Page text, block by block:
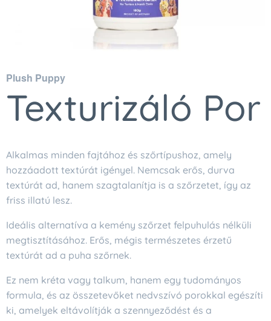
Plush Puppy
Texturizáló Por
Alkalmas minden fajtához és szőrtípushoz, amely
hozzáadott textúrát igényel. Nemcsak erős, durva
textúrát ad, hanem szagtalanítja is a szőrzetet, így az
friss illatú lesz.
Ideális alternatíva a kemény szőrzet felpuhulás nélküli
megtisztításához. Erős, mégis természetes érzetű
textúrát ad a puha szőrnek.
Ez nem kréta vagy talkum, hanem egy tudományos
formula, és az összetevőket nedvszívó porokkal egészíti
ki, amelyek eltávolítják a szennyeződést és a